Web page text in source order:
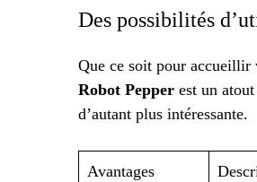
Des possibilités
Que ce soit pour accueillir
Robot Pepper est un
d’autant plus intéressante.
Avantages